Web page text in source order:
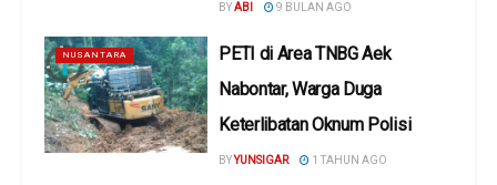
BYABI 9 BULAN AGO
NUSANTARA
PETI di Area TNBG Aek
Nabontar, Warga Duga
Keterlibatan Oknum Polisi
BYYUNSIGAR 1 TAHUN AGO